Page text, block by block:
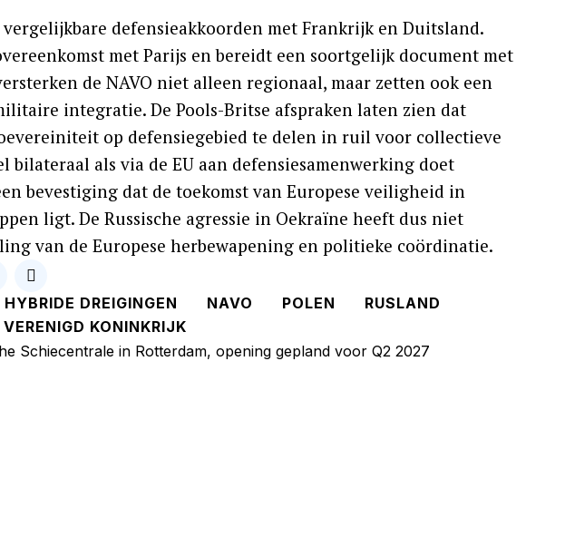
defensieakkoorden met Frankrijk en Duitsland.
met Parijs en bereidt een soortgelijk document met
de NAVO niet alleen regionaal, maar zetten ook een
integratie. De Pools-Britse afspraken laten zien dat
op defensiegebied te delen in ruil voor collectieve
als via de EU aan defensiesamenwerking doet
bevestiging dat de toekomst van Europese veiligheid in
ligt. De Russische agressie in Oekraïne heeft dus niet
van de Europese herbewapening en politieke coördinatie.
HYBRIDE DREIGINGEN NAVO POLEN
RUSLAND
VERENIGD KONINKRIJK